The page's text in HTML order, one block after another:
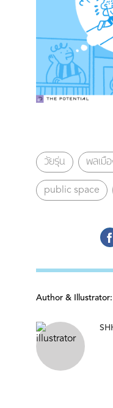
วัยรุ่น พลเมื
public space
Author & Illustrator: